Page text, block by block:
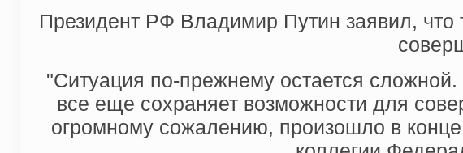
Президент РФ Владимир Путин заявил, что
"Ситуация по-прежнему остается
все еще сохраняет возможности для
огромному сожалению, произошло в